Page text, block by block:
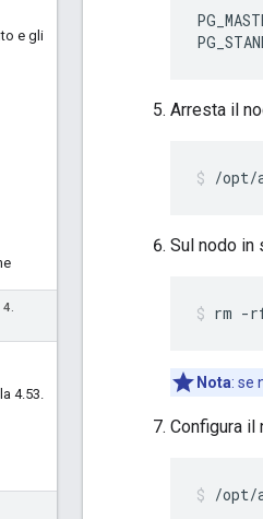
e gli
4.
4.53.
Arresta il
/opt/
Sul nodo in
rm -
Nota: se
Configura il
/opt/